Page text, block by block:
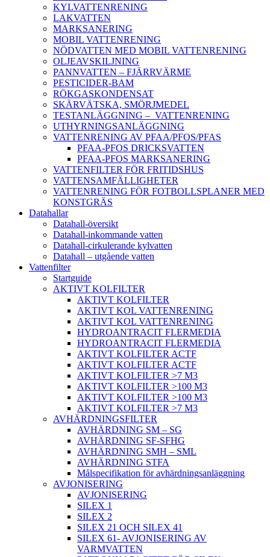
KYLVATTENRENING
LAKVATTEN
MARKSANERING
MOBIL VATTENRENING
NÖDVATTEN MED MOBIL VATTENRENING
OLJEAVSKILJNING
PANNVATTEN – FJÄRRVÄRME
PESTICIDER-BAM
RÖKGASKONDENSAT
SKÄRVÄTSKA, SMÖRJMEDEL
TESTANLÄGGNING – VATTENRENING
UTHYRNINGSANLÄGGNING
VATTENRENING AV PFAA/PFOS/PFAS
PFAA-PFOS DRICKSVATTEN
PFAA-PFOS MARKSANERING
VATTENFILTER FÖR FRITIDSHUS
VATTENSAMFÄLLIGHETER
VATTENRENING FÖR FOTBOLLSPLANER MED
KONSTGRÄS
Datahallar
Datahall-översikt
Datahall-inkommande vatten
Datahall-cirkulerande kylvatten
Datahall – utgående vatten
Vattenfilter
Startguide
AKTIVT KOLFILTER
AKTIVT KOLFILTER
AKTIVT KOL VATTENRENING
AKTIVT KOL VATTENRENING
HYDROANTRACIT FLERMEDIA
HYDROANTRACIT FLERMEDIA
AKTIVT KOLFILTER ACTF
AKTIVT KOLFILTER ACTF
AKTIVT KOLFILTER >7 M3
AKTIVT KOLFILTER >100 M3
AKTIVT KOLFILTER >100 M3
AKTIVT KOLFILTER >7 M3
AVHÄRDNINGSFILTER
AVHÄRDNING SM – SG
AVHÄRDNING SF-SFHG
AVHÄRDNING SMH – SML
AVHÄRDNING STFA
Målspecifikation för avhärdningsanläggning
AVJONISERING
AVJONISERING
SILEX 1
SILEX 2
SILEX 21 OCH SILEX 41
SILEX 61- AVJONISERING AV
VARMVATTEN